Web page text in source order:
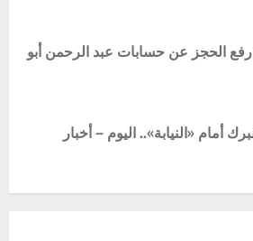
الحجز عن حسابات عبد الرحمن أبو
أمام «النيابة».. اليوم – أخبار